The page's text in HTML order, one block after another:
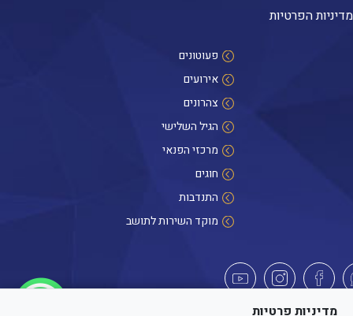
מדיניות הפרטיות
פעוטונים
אירועים
צהרונים
הגיל השלישי
מרכזי הפנאי
חוגים
התנדבות
מוקד השירות לתושב
מדיניות פרטיות